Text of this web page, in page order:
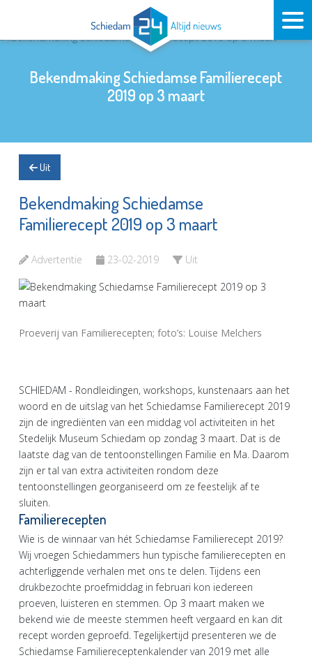
Bekendmaking Schiedamse Familierecept
2019 op 3 maart
Uit
Bekendmaking Schiedamse
Familierecept 2019 op 3 maart
Advertentie 23-02-2019 Uit
Proeverij van Familierecepten; foto’s: Louise Melchers
SCHIEDAM - Rondleidingen, workshops, kunstenaars aan het
woord en de uitslag van het Schiedamse Familierecept 2019
zijn de ingrediënten van een middag vol activiteiten in het
Stedelijk Museum Schiedam op zondag 3 maart. Dat is de
laatste dag van de tentoonstellingen Familie en Ma. Daarom
zijn er tal van extra activiteiten rondom deze
tentoonstellingen georganiseerd om ze feestelijk af te
sluiten.
Familierecepten
Wie is de winnaar van hét Schiedamse Familierecept 2019?
Wij vroegen Schiedammers hun typische familierecepten en
achterliggende verhalen met ons te delen. Tijdens een
drukbezochte proefmiddag in februari kon iedereen
proeven, luisteren en stemmen. Op 3 maart maken we
bekend wie de meeste stemmen heeft vergaard en kan dit
recept worden geproefd. Tegelijkertijd presenteren we de
Schiedamse Familiereceptenkalender van 2019 met alle